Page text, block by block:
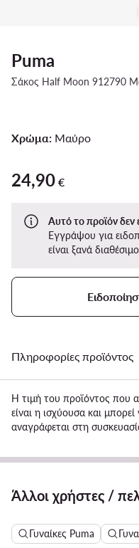
Puma
Σάκος Half Moon 912790
Χρώμα: Μαύρο
24,90 €
24,90 €
Αυτό το προϊόν δεν
Εγγράψου για
είναι ξανά
Πληροφορίες προϊόντος
Η τιμή του προϊόντος που
είναι η ισχύουσα και
αναγράφεται στη
Άλλοι χρήστες /
Γυναίκες Puma